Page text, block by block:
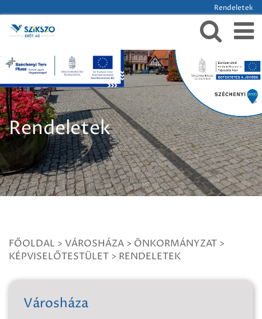
Rendeletek
Rendeletek
FŐOLDAL > VÁROSHÁZA > ÖNKORMÁNYZAT >
KÉPVISELŐTESTÜLET > RENDELETEK
Városháza